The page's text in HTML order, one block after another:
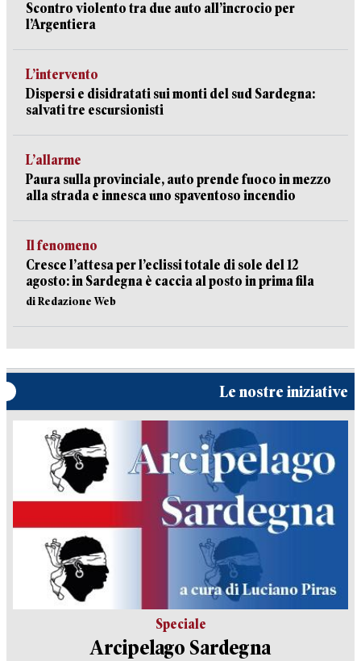
Scontro violento tra due auto all’incrocio per
l’Argentiera
L’intervento
Dispersi e disidratati sui monti del sud Sardegna:
salvati tre escursionisti
L’allarme
Paura sulla provinciale, auto prende fuoco in mezzo
alla strada e innesca uno spaventoso incendio
Il fenomeno
Cresce l’attesa per l’eclissi totale di sole del 12
agosto: in Sardegna è caccia al posto in prima fila
di Redazione Web
Le nostre iniziative
Speciale
Arcipelago Sardegna